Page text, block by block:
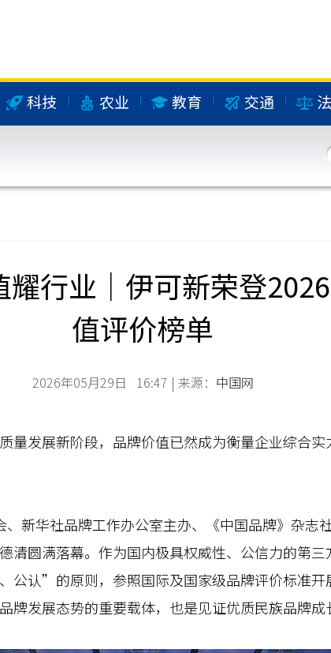
科技 农业 教育 交通
耀行业｜伊可新荣登
值评价榜单
2026年05月29日 16:47 | 来源： 中国网
发展新阶段，品牌价值已然成为衡量企业综合实
新华社品牌工作办公室主办、《中国品牌》杂志
清圆满落幕。作为国内极具权威性、公信力的第
公认”的原则，参照国际及国家级品牌评价标准开
牌发展态势的重要载体，也是见证优质民族品牌成